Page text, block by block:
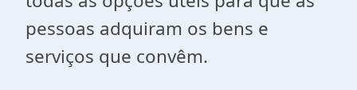
pessoas adquiram os bens e
serviços que convêm.